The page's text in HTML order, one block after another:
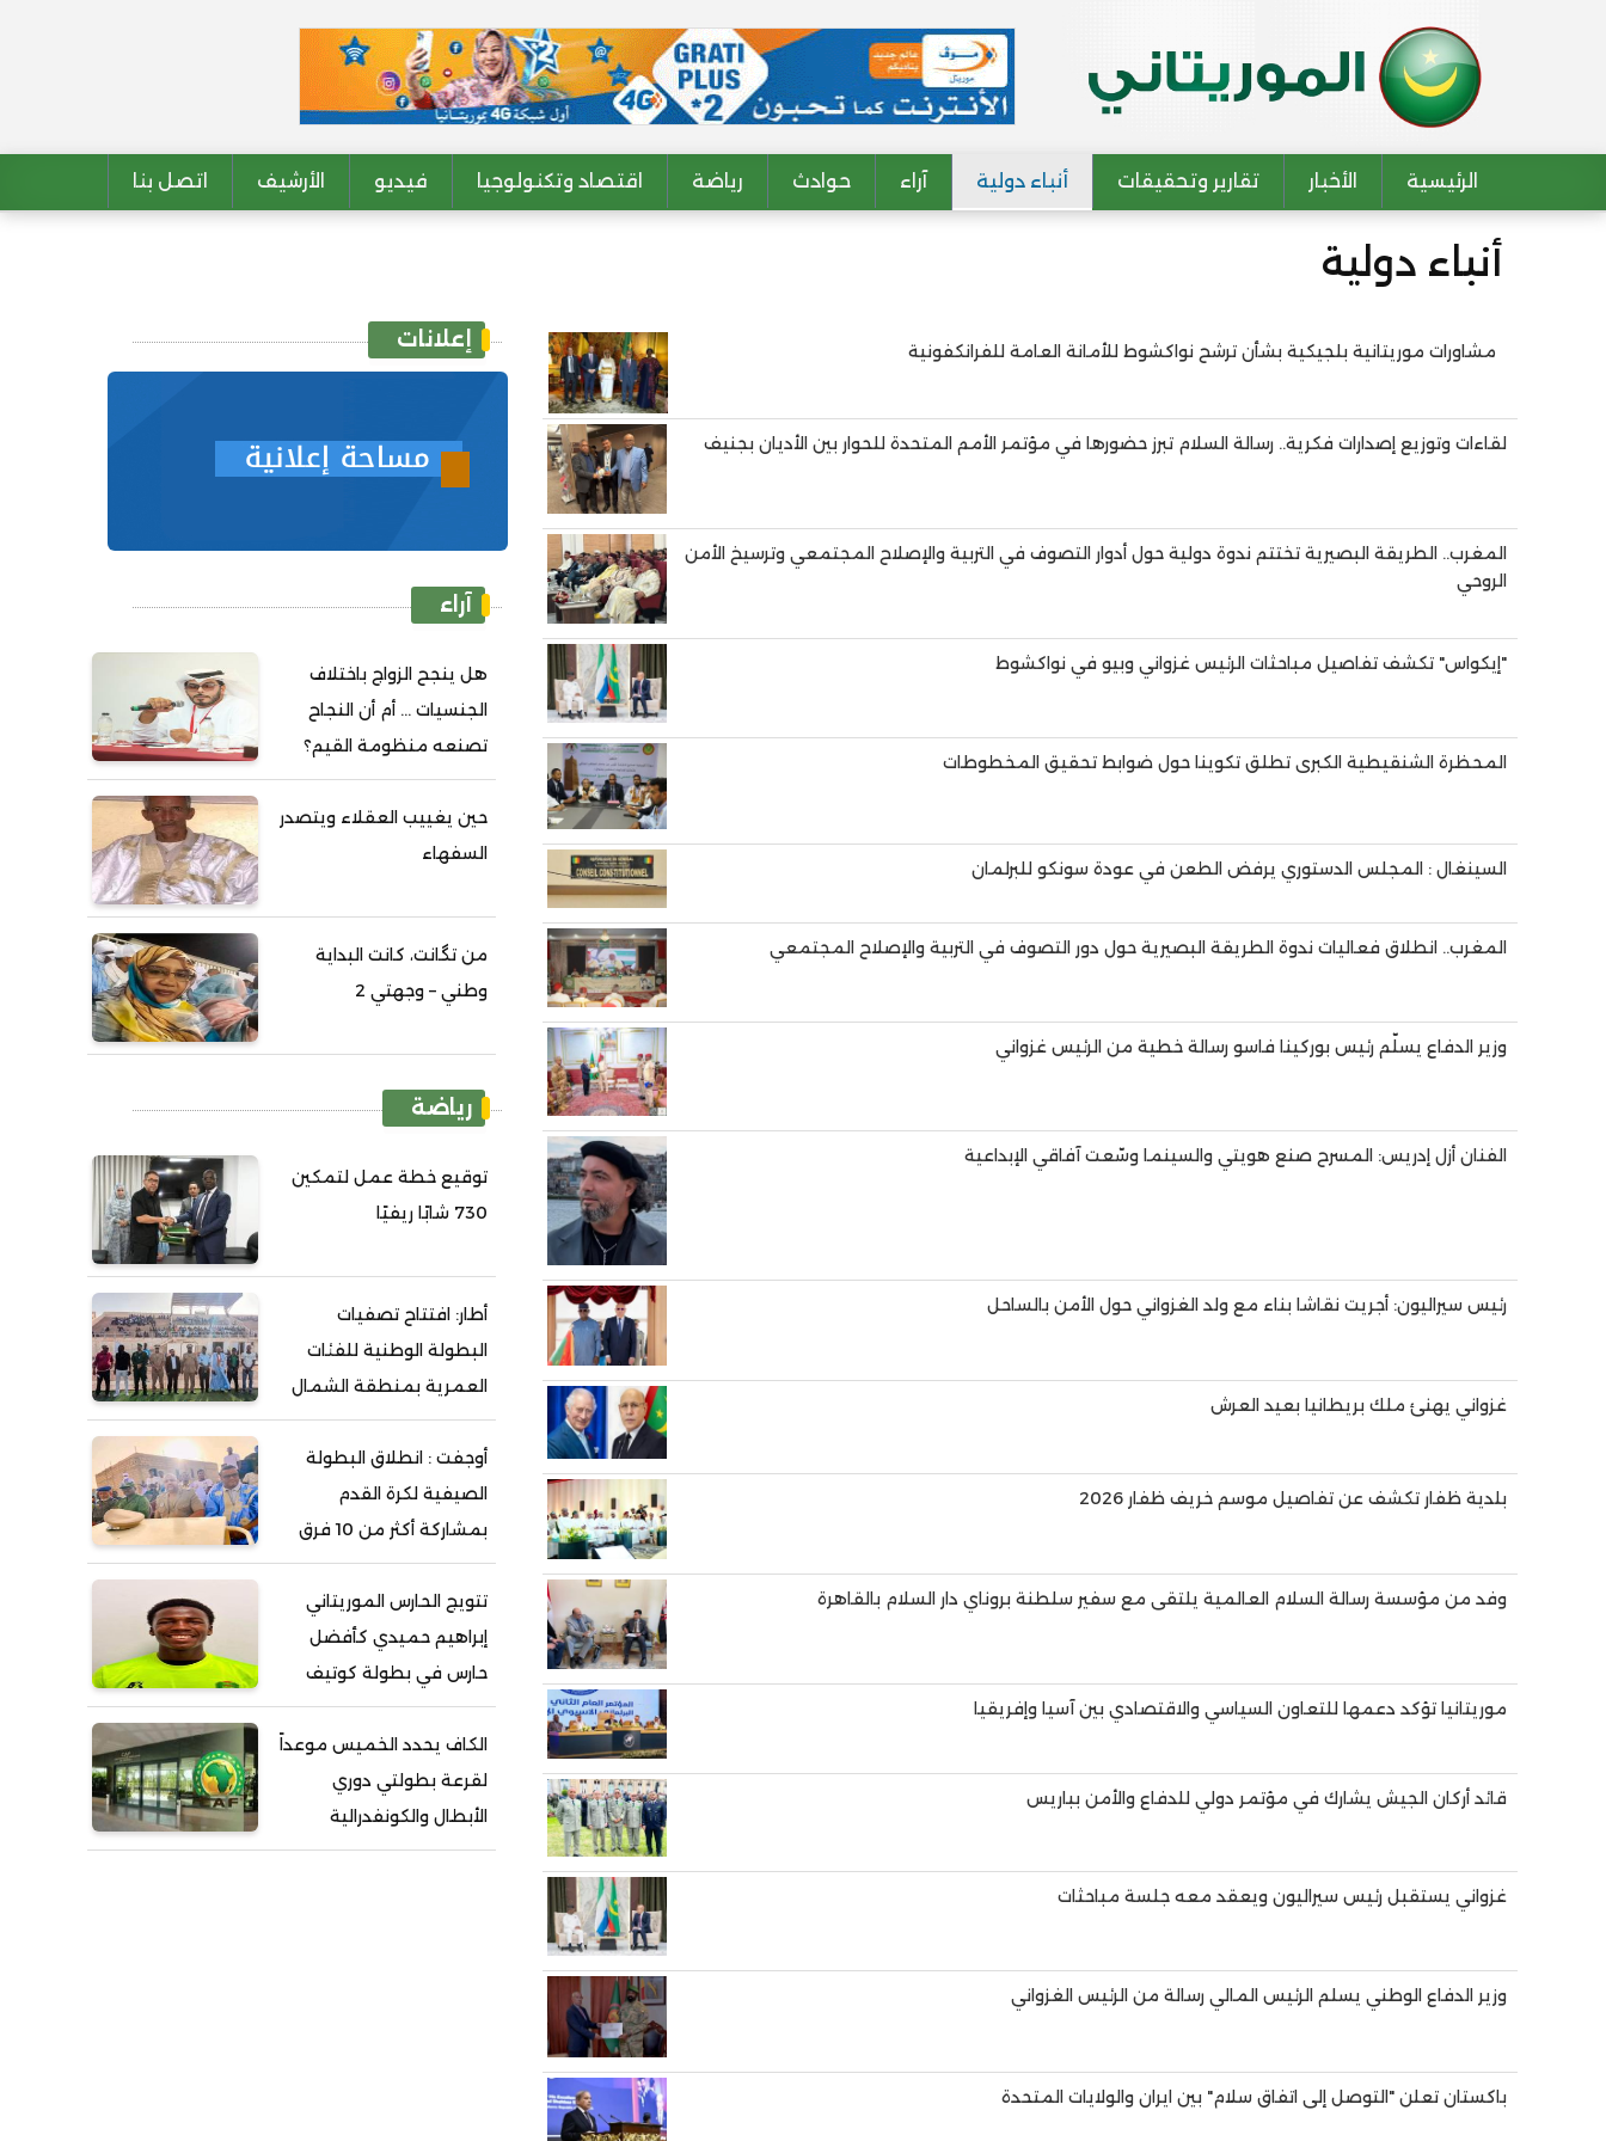
Main navigation
الرئيسية الأخبار تقارير وتحقيقات أنباء دولية آراء حوادث رياضة اقتصاد وتكنولوجيا فيديو الأرشيف اتصل بنا
أنباء دولية
مشاورات موريتانية بلجيكية بشأن ترشح نواكشوط للأمانة العامة للفرانكفونية
لقاءات وتوزيع إصدارات فكرية.. رسالة السلام تبرز حضورها في مؤتمر الأمم المتحدة للحوار بين الأديان بجنيف
المغرب.. الطريقة البصيرية تختتم ندوة دولية حول أدوار التصوف في التربية والإصلاح المجتمعي وترسيخ الأمن
الروحي
"إيكواس" تكشف تفاصيل مباحثات الرئيس غزواني وبيو في نواكشوط
المحظرة الشنقيطية الكبرى تطلق تكوينا حول ضوابط تحقيق المخطوطات
السينغال : المجلس الدستوري يرفض الطعن في عودة سونكو للبرلمان
المغرب.. انطلاق فعاليات ندوة الطريقة البصيرية حول دور التصوف في التربية والإصلاح المجتمعي
وزير الدفاع يسلّم رئيس بوركينا فاسو رسالة خطية من الرئيس غزواني
الفنان أزل إدريس: المسرح صنع هويتي والسينما وسّعت آفاقي الإبداعية
رئيس سيراليون: أجريت نقاشا بناء مع ولد الغزواني حول الأمن بالساحل
غزواني يهنئ ملك بريطانيا بعيد العرش
بلدية ظفار تكشف عن تفاصيل موسم خريف ظفار 2026
وفد من مؤسسة رسالة السلام العالمية يلتقى مع سفير سلطنة بروناي دار السلام بالقاهرة
موريتانيا تؤكد دعمها للتعاون السياسي والاقتصادي بين آسيا وإفريقيا
قائد أركان الجيش يشارك في مؤتمر دولي للدفاع والأمن بباريس
غزواني يستقبل رئيس سيراليون ويعقد معه جلسة مباحثات
وزير الدفاع الوطني يسلم الرئيس المالي رسالة من الرئيس الغزواني
باكستان تعلن "التوصل إلى اتفاق سلام" بين ايران والولايات المتحدة
Pagination
إعلانات
آراء
هل ينجح الزواج باختلاف
الجنسيات ... أم أن النجاح
تصنعه منظومة القيم؟
حين يغييب العقلاء ويتصدر
السفهاء
من تگانت، كانت البداية
وطني – وجهتي 2
رياضة
توقيع خطة عمل لتمكين
730 شابًا ريفيًا
أطار: افتتاح تصفيات
البطولة الوطنية للفئات
العمرية بمنطقة الشمال
أوجفت : انطلاق البطولة
الصيفية لكرة القدم
بمشاركة أكثر من 10 فرق
تتويج الحارس الموريتاني
إبراهيم حميدي كأفضل
حارس في بطولة كوتيف
الكاف يحدد الخميس موعداً
لقرعة بطولتي دوري
الأبطال والكونفدرالية